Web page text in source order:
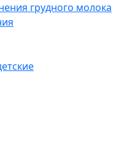
грудного молока